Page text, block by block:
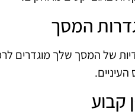
המסך
של המסך שלך מוגדרים
קבוע